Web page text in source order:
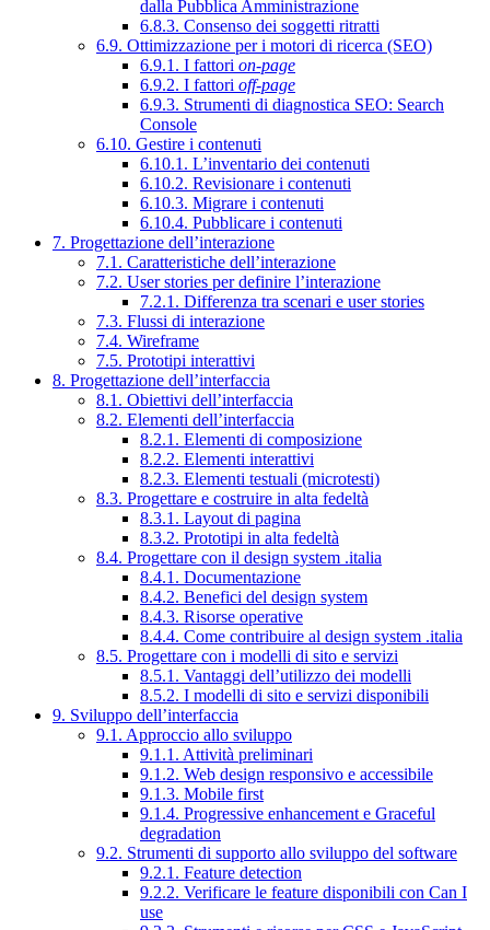
dalla Pubblica Amministrazione
6.8.3. Consenso dei soggetti ritratti
6.9. Ottimizzazione per i motori di ricerca (SEO)
6.9.1. I fattori on-page
6.9.2. I fattori off-page
6.9.3. Strumenti di diagnostica SEO: Search
Console
6.10. Gestire i contenuti
6.10.1. L’inventario dei contenuti
6.10.2. Revisionare i contenuti
6.10.3. Migrare i contenuti
6.10.4. Pubblicare i contenuti
7. Progettazione dell’interazione
7.1. Caratteristiche dell’interazione
7.2. User stories per definire l’interazione
7.2.1. Differenza tra scenari e user stories
7.3. Flussi di interazione
7.4. Wireframe
7.5. Prototipi interattivi
8. Progettazione dell’interfaccia
8.1. Obiettivi dell’interfaccia
8.2. Elementi dell’interfaccia
8.2.1. Elementi di composizione
8.2.2. Elementi interattivi
8.2.3. Elementi testuali (microtesti)
8.3. Progettare e costruire in alta fedeltà
8.3.1. Layout di pagina
8.3.2. Prototipi in alta fedeltà
8.4. Progettare con il design system .italia
8.4.1. Documentazione
8.4.2. Benefici del design system
8.4.3. Risorse operative
8.4.4. Come contribuire al design system .italia
8.5. Progettare con i modelli di sito e servizi
8.5.1. Vantaggi dell’utilizzo dei modelli
8.5.2. I modelli di sito e servizi disponibili
9. Sviluppo dell’interfaccia
9.1. Approccio allo sviluppo
9.1.1. Attività preliminari
9.1.2. Web design responsivo e accessibile
9.1.3. Mobile first
9.1.4. Progressive enhancement e Graceful
degradation
9.2. Strumenti di supporto allo sviluppo del software
9.2.1. Feature detection
9.2.2. Verificare le feature disponibili con Can I
use